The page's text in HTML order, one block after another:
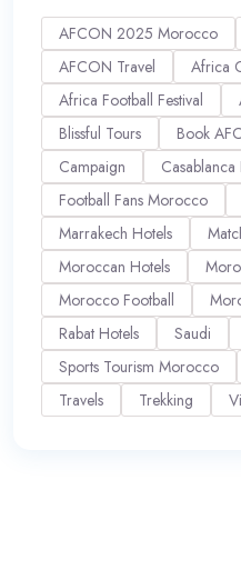
AFCON 2025 Morocco
AFCON Travel
Africa
Africa Football Festival
Blissful Tours
Book
Campaign
Casablanca
Football Fans Morocco
Marrakech Hotels
Moroccan Hotels
Morocco Football
Rabat Hotels
Saudi
Sports Tourism Morocco
Travels
Trekking